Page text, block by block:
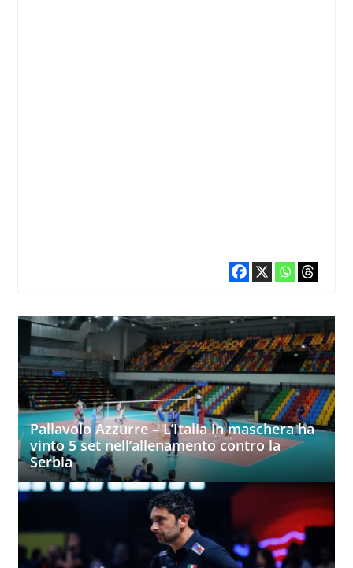
Pallavolo Azzurre – L’Italia in maschera ha
vinto 5 set nell’allenamento contro la
Serbia